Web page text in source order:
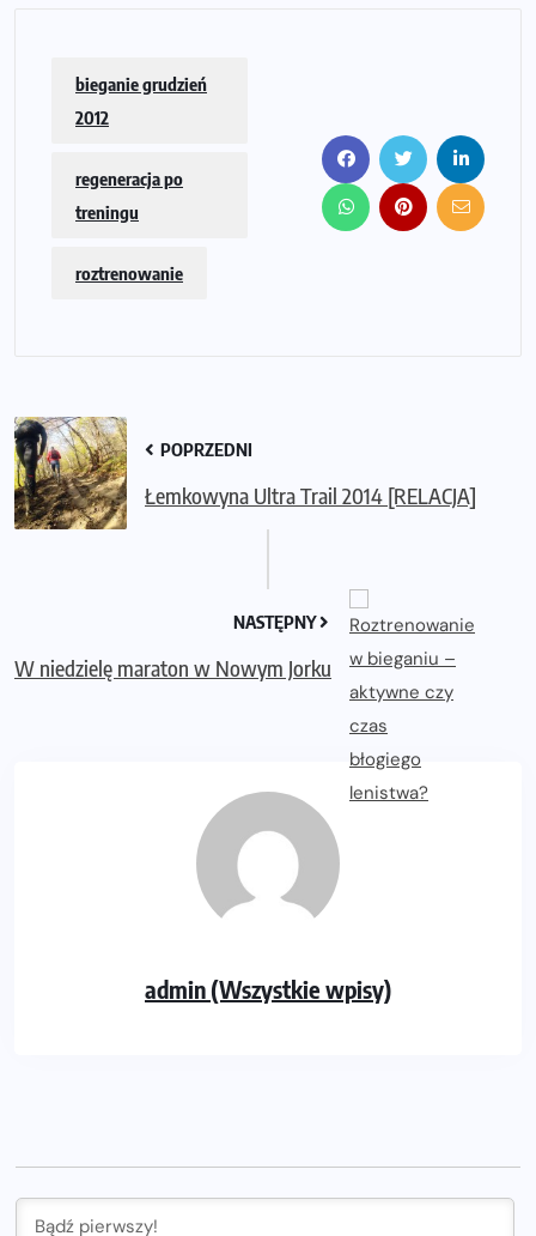
bieganie grudzień
2012
regeneracja po
treningu
roztrenowanie
POPRZEDNI
Łemkowyna Ultra Trail 2014 [RELACJA]
NASTĘPNY
W niedzielę maraton w Nowym Jorku
admin (Wszystkie wpisy)